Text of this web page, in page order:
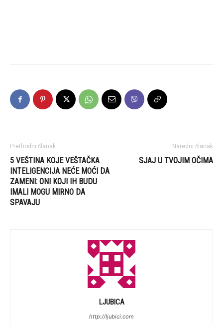
Prethodni članak
5 VEŠTINA KOJE VEŠTAČKA
INTELIGENCIJA NEĆE MOĆI DA
ZAMENI: ONI KOJI IH BUDU
IMALI MOGU MIRNO DA
SPAVAJU
Naredni članak
SJAJ U TVOJIM OČIMA
LJUBICA
http://ljubici.com